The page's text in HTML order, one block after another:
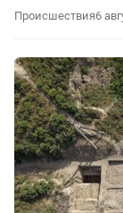
Происшествия6